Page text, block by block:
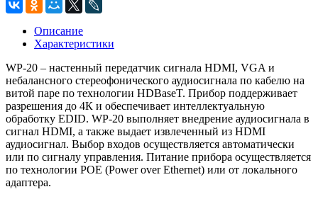
Описание
Характеристики
WP-20 – настенный передатчик сигнала HDMI, VGA и
небалансного стереофонического аудиосигнала по кабелю на
витой паре по технологии HDBaseT. Прибор поддерживает
разрешения до 4К и обеспечивает интеллектуальную
обработку EDID. WP-20 выполняет внедрение аудиосигнала в
сигнал HDMI, а также выдает извлеченный из HDMI
аудиосигнал. Выбор входов осуществляется автоматически
или по сигналу управления. Питание прибора осуществляется
по технологии POE (Power over Ethernet) или от локального
адаптера.